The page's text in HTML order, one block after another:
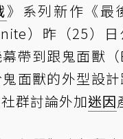
》系列新作《最
）昨（25）
帶到跟鬼面獸
面獸的外型設
群討論外加迷因